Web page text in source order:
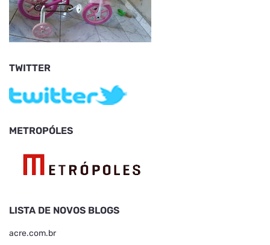
TWITTER
METROPÓLES
LISTA DE NOVOS BLOGS
acre.com.br